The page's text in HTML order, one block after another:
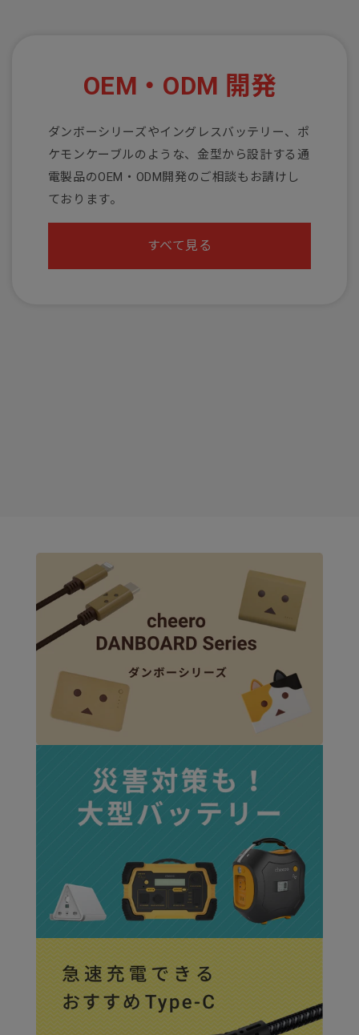
OEM・ODM 開発
ダンボーシリーズやイングレスバッテリー、ポ
ケモンケーブルのような、金型から設計する通
電製品のOEM・ODM開発のご相談もお請けし
ております。
すべて見る